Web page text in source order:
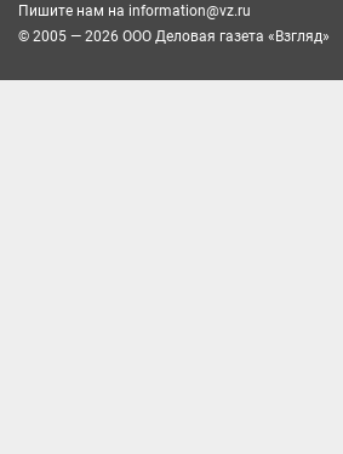
Пишите нам на information@vz.ru
© 2005 — 2026 ООО Деловая газета «Взгляд»